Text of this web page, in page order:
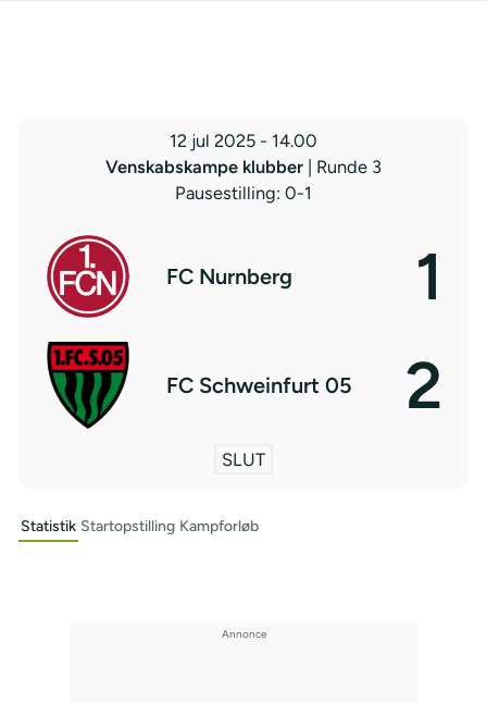
12 jul 2025 - 14.00
Venskabskampe klubber
| Runde 3
Pausestilling: 0-1
FC Nurnberg 1
FC Schweinfurt 05 2
SLUT
Statistik Startopstilling Kampforløb